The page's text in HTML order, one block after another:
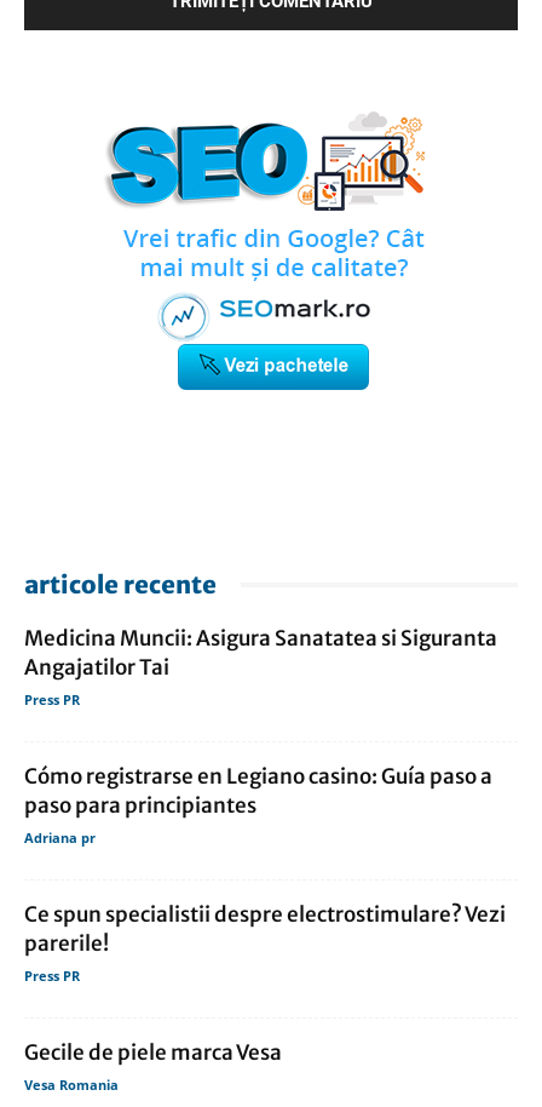
articole recente
Medicina Muncii: Asigura Sanatatea si Siguranta
Angajatilor Tai
Press PR
Cómo registrarse en Legiano casino: Guía paso a
paso para principiantes
Adriana pr
Ce spun specialistii despre electrostimulare? Vezi
parerile!
Press PR
Gecile de piele marca Vesa
Vesa Romania